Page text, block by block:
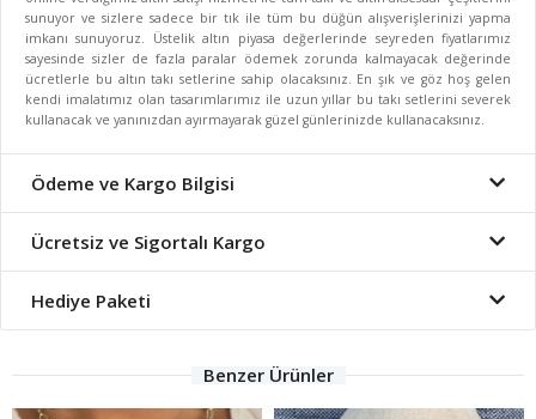
sunuyor ve sizlere sadece bir tık ile tüm bu düğün alışverişlerinizi yapma
imkanı sunuyoruz. Üstelik altın piyasa değerlerinde seyreden fiyatlarımız
sayesinde sizler de fazla paralar ödemek zorunda kalmayacak değerinde
ücretlerle bu altın takı setlerine sahip olacaksınız. En şık ve göz hoş gelen
kendi imalatımız olan tasarımlarımız ile uzun yıllar bu takı setlerini severek
kullanacak ve yanınızdan ayırmayarak güzel günlerinizde kullanacaksınız.
Ödeme ve Kargo Bilgisi
Ücretsiz ve Sigortalı Kargo
Hediye Paketi
Benzer Ürünler